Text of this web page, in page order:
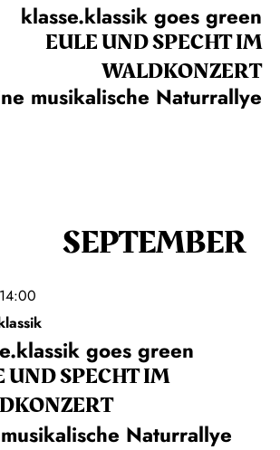
klasse.klassik goes green
EULE UND SPECHT IM
WALDKONZERT
musikalische Naturrallye
SEPTEMBER
goes green
UND SPECHT IM
Naturrallye